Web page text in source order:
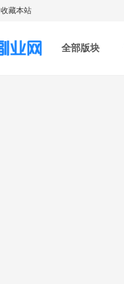
收藏本站
全部版块